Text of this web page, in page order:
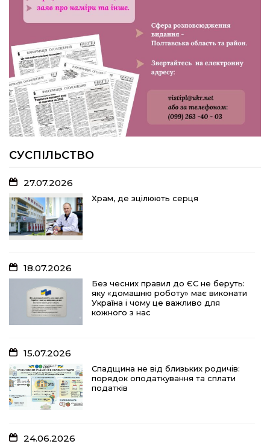
У Розсошенцях встановили
меморіальну дошку на честь
захисника Дениса Дудки
22.07.2026
Волейболістки Щербанівської
громади вибороли «золото»
18.07.2026
Спадщина не від близьких родичів:
порядок оподаткування та сплати
податків
10.07.2026
«Юрасику, моє серце кричить і
болить…»
СУСПІЛЬСТВО
27.07.2026
Храм, де зцілюють серця
18.07.2026
Без чесних правил до ЄС не беруть:
яку «домашню роботу» має виконати
Україна і чому це важливо для
кожного з нас
15.07.2026
Спадщина не від близьких родичів:
порядок оподаткування та сплати
податків
24.06.2026